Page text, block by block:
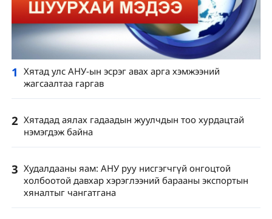
1 Хятад улс АНУ-ын эсрэг авах арга хэмжээний
жагсаалтаа гаргав
2 Хятадад аялах гадаадын жуулчдын тоо хурдацтай
нэмэгдэж байна
3 Худалдааны яам: АНУ руу нисгэгчгүй онгоцтой
холбоотой давхар хэрэглээний барааны экспортын
хяналтыг чангатгана